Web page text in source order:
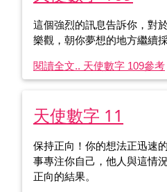
這個強烈的訊息告訴你，對
樂觀，朝你夢想的地方繼續採
閱讀全文.. 天使數字 109參考
天使數字 11
保持正向！你的想法正迅速
事專注你自己，他人與這情
正向的結果。